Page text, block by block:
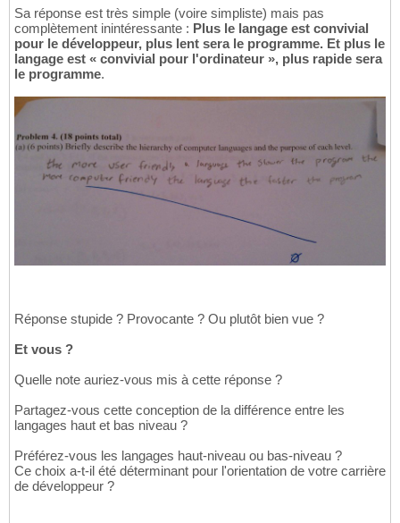
Sa réponse est très simple (voire simpliste) mais pas
complètement inintéressante : Plus le langage est convivial
pour le développeur, plus lent sera le programme. Et plus le
langage est « convivial pour l'ordinateur », plus rapide sera
le programme.
Réponse stupide ? Provocante ? Ou plutôt bien vue ?
Et vous ?
Quelle note auriez-vous mis à cette réponse ?
Partagez-vous cette conception de la différence entre les
langages haut et bas niveau ?
Préférez-vous les langages haut-niveau ou bas-niveau ?
Ce choix a-t-il été déterminant pour l'orientation de votre carrière
de développeur ?